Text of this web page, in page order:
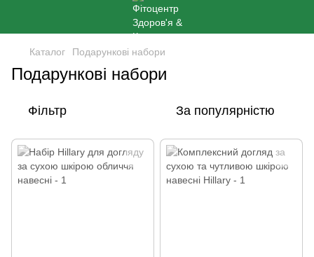
Каталог Подарункові набори
Подарункові набори
Фільтр За популярністю